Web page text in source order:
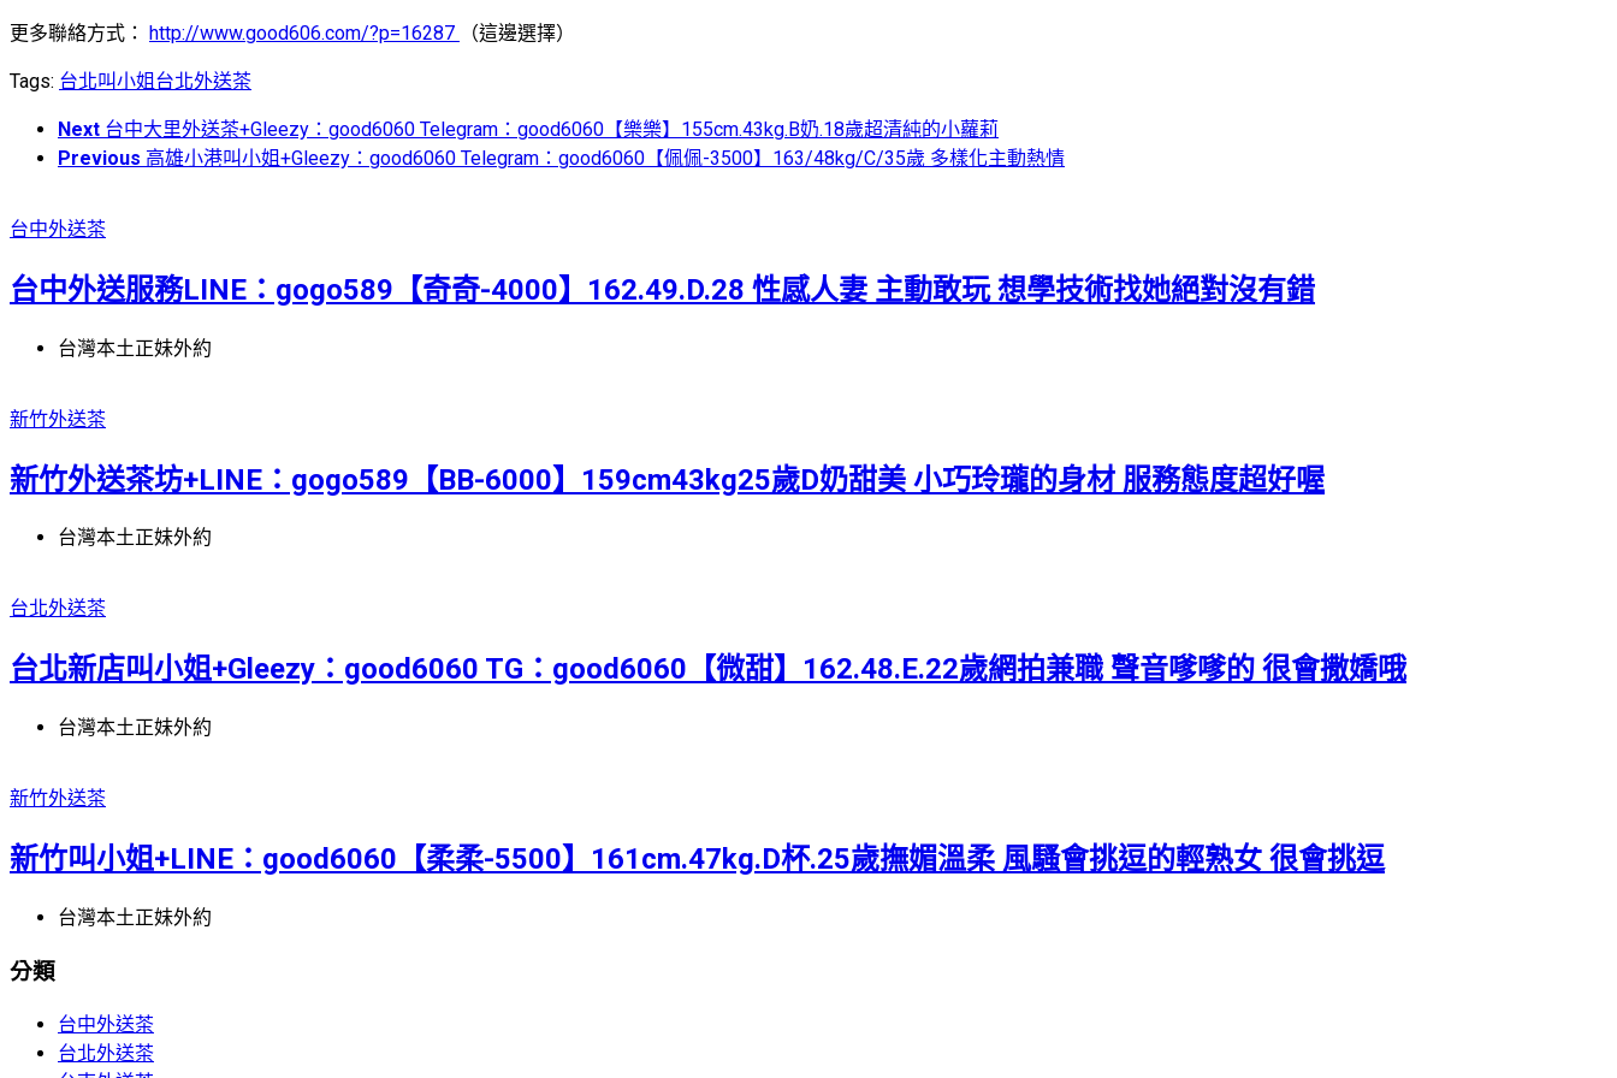
更多聯絡方式： http://www.good606.com/?p=16287 （這邊選擇）
Tags: 台北叫小姐 台北外送茶
Next 台中大里外送茶+Gleezy：good6060 Telegram：good6060【樂樂】155cm.43kg.B奶.18歲超清純的小蘿莉
Previous 高雄小港叫小姐+Gleezy：good6060 Telegram：good6060【佩佩-3500】163/48kg/C/35歲 多樣化主動熱情
台中外送茶
台中外送服務LINE：gogo589【奇奇-4000】162.49.D.28 性感人妻 主動敢玩 想學技術找她絕對沒有錯
台灣本土正妹外約
新竹外送茶
新竹外送茶坊+LINE：gogo589【BB-6000】159cm43kg25歲D奶甜美 小巧玲瓏的身材 服務態度超好喔
台灣本土正妹外約
台北外送茶
台北新店叫小姐+Gleezy：good6060 TG：good6060【微甜】162.48.E.22歲網拍兼職 聲音嗲嗲的 很會撒嬌哦
台灣本土正妹外約
新竹外送茶
新竹叫小姐+LINE：good6060【柔柔-5500】161cm.47kg.D杯.25歲撫媚溫柔 風騷會挑逗的輕熟女 很會挑逗
台灣本土正妹外約
分類
台中外送茶
台北外送茶